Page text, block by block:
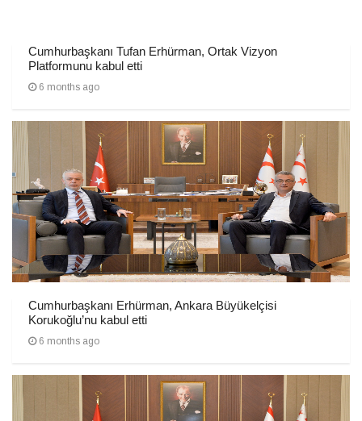
Cumhurbaşkanı Tufan Erhürman, Ortak Vizyon
Platformunu kabul etti
6 months ago
Cumhurbaşkanı Erhürman, Ankara Büyükelçisi
Korukoğlu’nu kabul etti
6 months ago